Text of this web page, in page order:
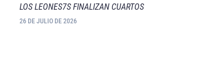
LOS LEONES7S FINALIZAN CUARTOS
26 DE JULIO DE 2026